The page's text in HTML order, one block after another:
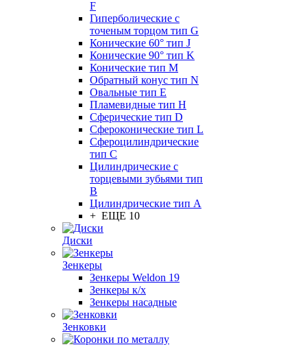
F
Гиперболические с
точеным торцом тип G
Конические 60° тип J
Конические 90° тип K
Конические тип M
Обратный конус тип N
Овальные тип E
Пламевидные тип H
Сферические тип D
Сфероконические тип L
Сфероцилиндрические
тип C
Цилиндрические с
торцевыми зубьями тип
B
Цилиндрические тип А
+ ЕЩЕ 10
Диски
Зенкеры
Зенкеры Weldon 19
Зенкеры к/х
Зенкеры насадные
Зенковки